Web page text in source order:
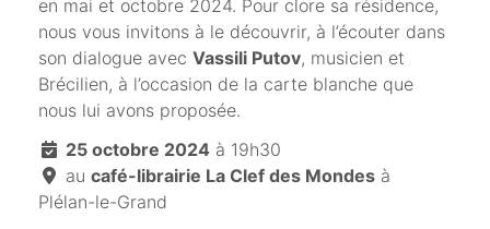
en mai et octobre 2024. Pour clore sa résidence,
nous vous invitons à le découvrir, à l’écouter dans
son dialogue avec Vassili Putov, musicien et
Brécilien, à l’occasion de la carte blanche que
nous lui avons proposée.
25 octobre 2024 à 19h30
au café-librairie La Clef des Mondes à
Plélan-le-Grand